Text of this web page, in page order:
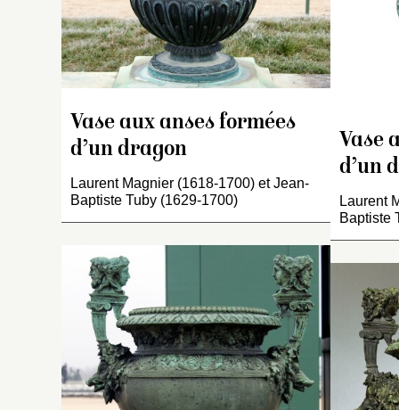
Vase aux anses formées
d’un dragon
Laurent Magnier (1618-1700) et Jean-
Baptiste Tuby (1629-1700)
Vase
d’un
Laurent
Baptiste